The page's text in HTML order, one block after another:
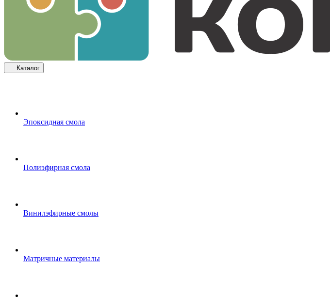
Каталог
Эпоксидная смола
Полиэфирная смола
Винилэфирные смолы
Матричные материалы